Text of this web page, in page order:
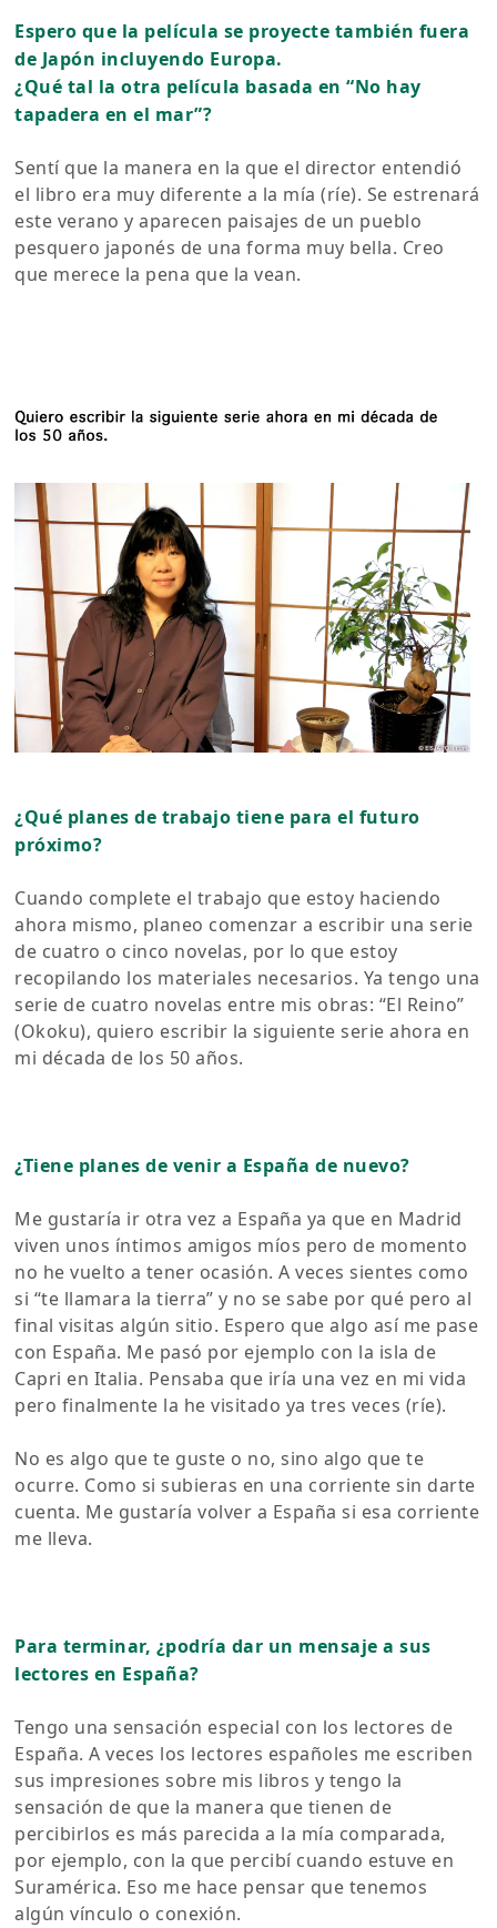
Espero que la película se proyecte también fuera
de Japón incluyendo Europa.
¿Qué tal la otra película basada en “No hay
tapadera en el mar”?
Sentí que la manera en la que el director entendió
el libro era muy diferente a la mía (ríe). Se estrenará
este verano y aparecen paisajes de un pueblo
pesquero japonés de una forma muy bella. Creo
que merece la pena que la vean.
¿Qué planes de trabajo tiene para el futuro
próximo?
Cuando complete el trabajo que estoy haciendo
ahora mismo, planeo comenzar a escribir una serie
de cuatro o cinco novelas, por lo que estoy
recopilando los materiales necesarios. Ya tengo una
serie de cuatro novelas entre mis obras: “El Reino”
(Okoku), quiero escribir la siguiente serie ahora en
mi década de los 50 años.
¿Tiene planes de venir a España de nuevo?
Me gustaría ir otra vez a España ya que en Madrid
viven unos íntimos amigos míos pero de momento
no he vuelto a tener ocasión. A veces sientes como
si “te llamara la tierra” y no se sabe por qué pero al
final visitas algún sitio. Espero que algo así me pase
con España. Me pasó por ejemplo con la isla de
Capri en Italia. Pensaba que iría una vez en mi vida
pero finalmente la he visitado ya tres veces (ríe).
No es algo que te guste o no, sino algo que te
ocurre. Como si subieras en una corriente sin darte
cuenta. Me gustaría volver a España si esa corriente
me lleva.
Para terminar, ¿podría dar un mensaje a sus
lectores en España?
Tengo una sensación especial con los lectores de
España. A veces los lectores españoles me escriben
sus impresiones sobre mis libros y tengo la
sensación de que la manera que tienen de
percibirlos es más parecida a la mía comparada,
por ejemplo, con la que percibí cuando estuve en
Suramérica. Eso me hace pensar que tenemos
algún vínculo o conexión.